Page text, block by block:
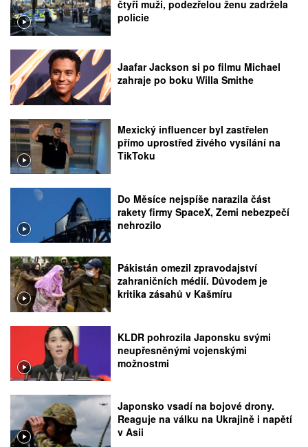
čtyři muži, podezřelou ženu zadržela
policie
Jaafar Jackson si po filmu Michael
zahraje po boku Willa Smithe
Mexický influencer byl zastřelen
přímo uprostřed živého vysílání na
TikToku
Do Měsíce nejspíše narazila část
rakety firmy SpaceX, Zemi nebezpečí
nehrozilo
Pákistán omezil zpravodajství
zahraničních médií. Důvodem je
kritika zásahů v Kašmíru
KLDR pohrozila Japonsku svými
neupřesněnými vojenskými
možnostmi
Japonsko vsadí na bojové drony.
Reaguje na válku na Ukrajině i napětí
v Asii